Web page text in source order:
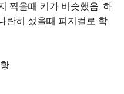
찍을때 키가 비슷했음. 하
란히 섰을때 피지컬로 학